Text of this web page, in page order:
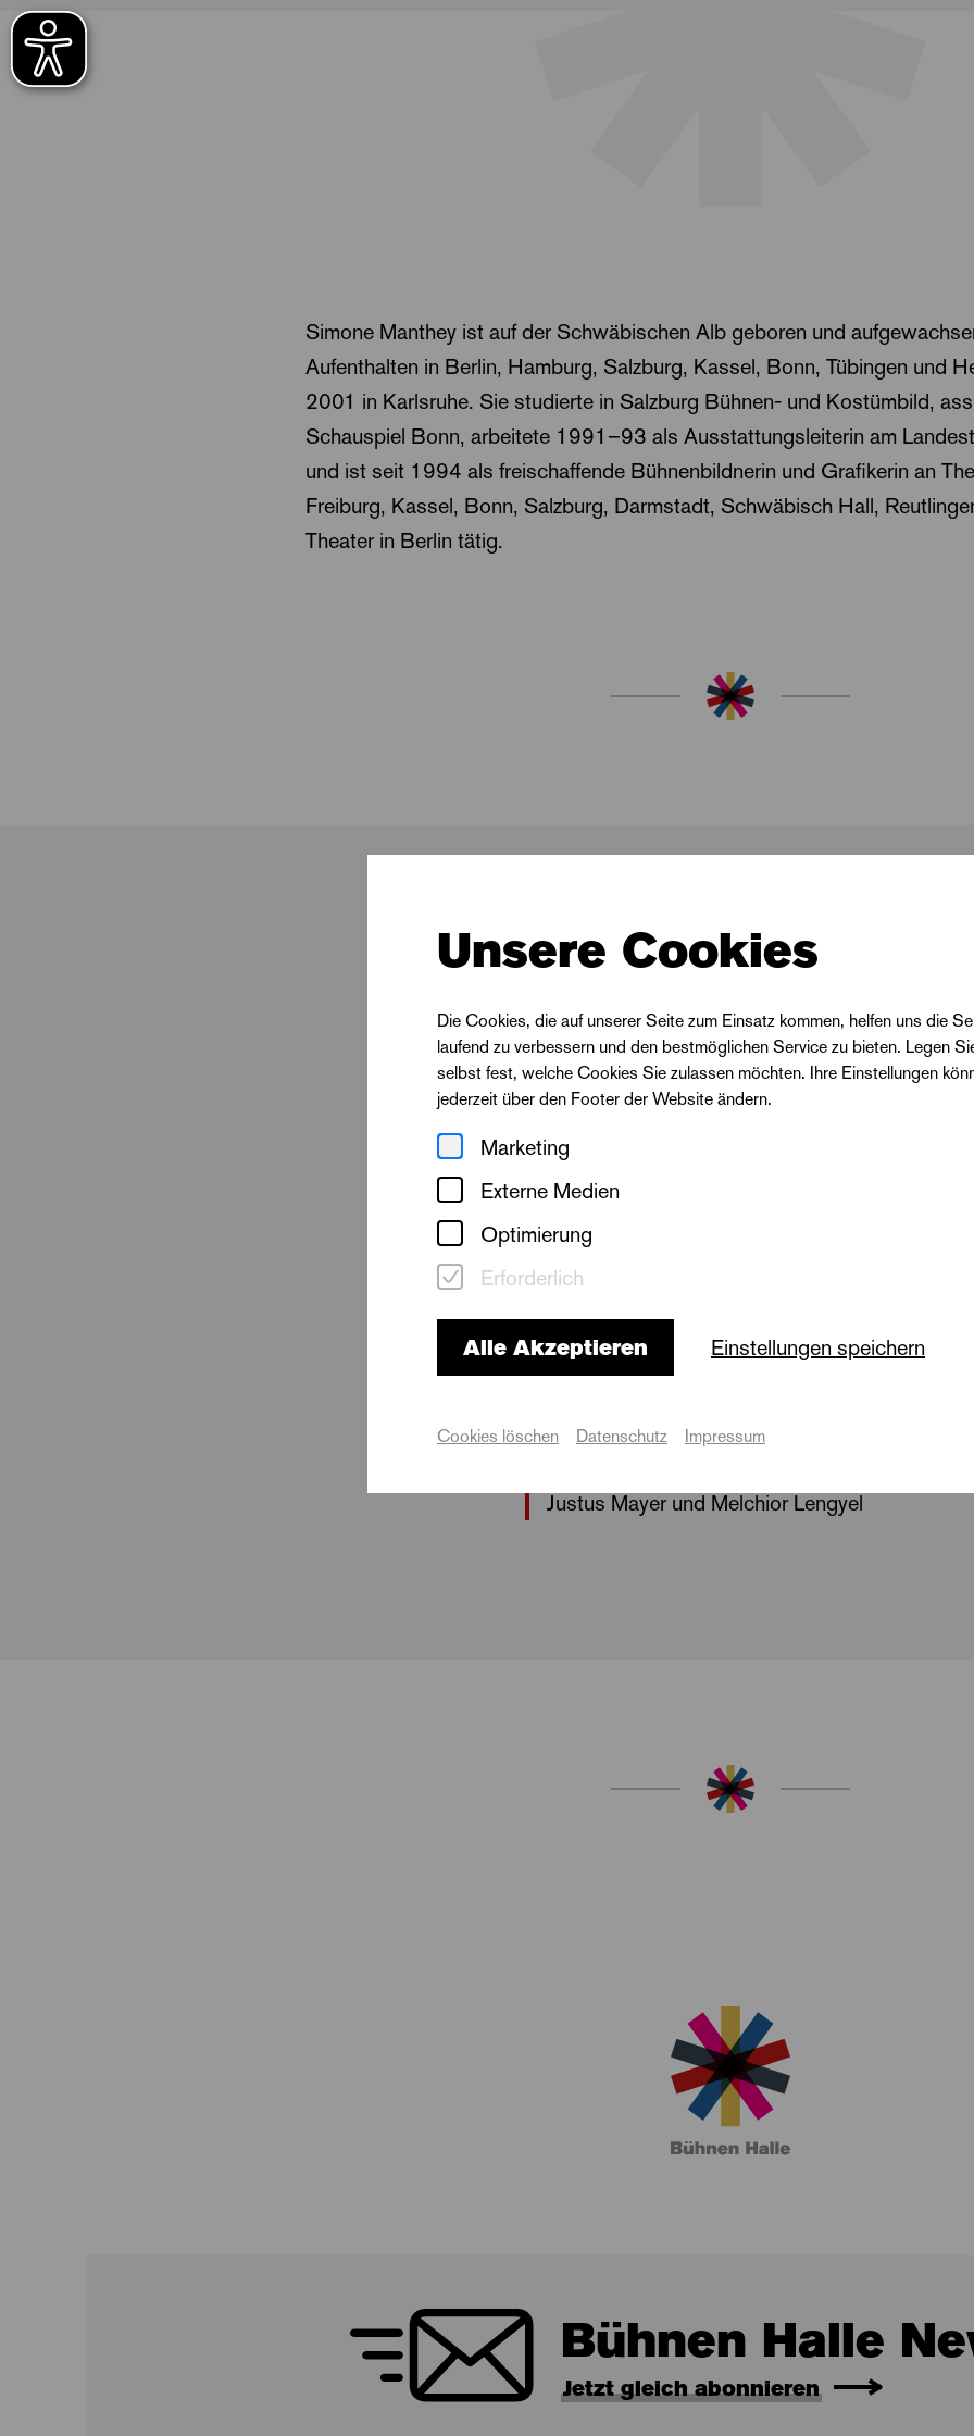
Simone Manthey ist auf der Schwäbischen Alb geboren und
Aufenthalten in Berlin, Hamburg, Salzburg, Kassel, Bonn, Tübingen und
2001 in Karlsruhe. Sie studierte in Salzburg Bühnen- und Kostümbild,
Schauspiel Bonn, arbeitete 1991–93 als Ausstattungsleiterin am
und ist seit 1994 als freischaffende Bühnenbildnerin und Grafikerin an
Freiburg, Kassel, Bonn, Salzburg, Darmstadt, Schwäbisch Hall,
Theater in Berlin tätig.
In dieser Spielzeit
Premiere | neues theater
Sein oder Nichtsein (To
Komödie von Nick Whitby nach dem Film
Justus Mayer und Melchior Lengyel
Bühnen Halle
Jetzt gleich abonnieren
Unsere Cookies
Die Cookies, die auf unserer Seite zum Einsatz kommen, helfen uns die
laufend zu verbessern und den bestmöglichen Service zu bieten. Legen
selbst fest, welche Cookies Sie zulassen möchten. Ihre Einstellungen
jederzeit über den Footer der Website ändern.
Marketing
Externe Medien
Optimierung
Erforderlich
Alle Akzeptieren Einstellungen speichern
Cookies löschen Datenschutz Impressum